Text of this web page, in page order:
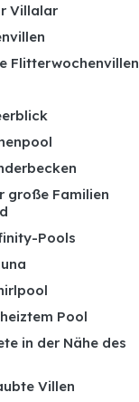
Villalar
Flitterwochenvillen
große Familien
Pools
Pool
in der Nähe des
Villen